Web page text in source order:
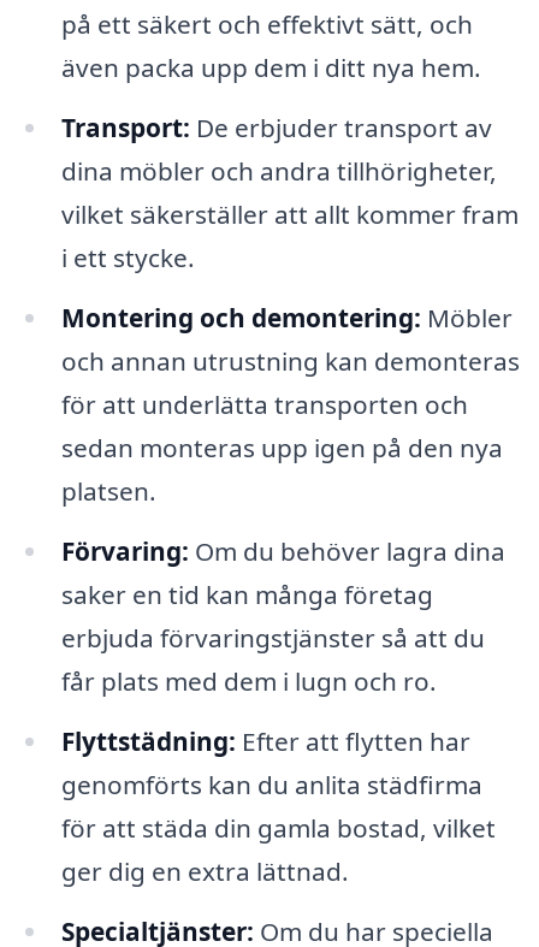
på ett säkert och effektivt sätt, och
även packa upp dem i ditt nya hem.
Transport: De erbjuder transport av
dina möbler och andra tillhörigheter,
vilket säkerställer att allt kommer fram
i ett stycke.
Montering och demontering: Möbler
och annan utrustning kan demonteras
för att underlätta transporten och
sedan monteras upp igen på den nya
platsen.
Förvaring: Om du behöver lagra dina
saker en tid kan många företag
erbjuda förvaringstjänster så att du
får plats med dem i lugn och ro.
Flyttstädning: Efter att flytten har
genomförts kan du anlita städfirma
för att städa din gamla bostad, vilket
ger dig en extra lättnad.
Specialtjänster: Om du har speciella